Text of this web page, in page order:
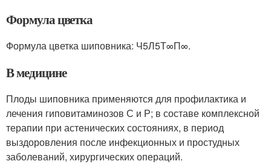
Формула цветка
Формула цветка шиповника: Ч5Л5Т∞П∞.
В медицине
Плоды шиповника применяются для профилактика и
лечения гиповитаминозов С и Р; в составе комплексной
терапии при астенических состояниях, в период
выздоровления после инфекционных и простудных
заболеваний, хирургических операций.